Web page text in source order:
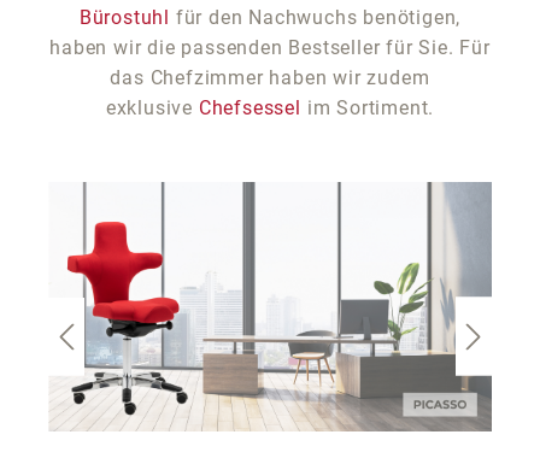
Bürostuhl für den Nachwuchs benötigen,
haben wir die passenden Bestseller für Sie. Für
das Chefzimmer haben wir zudem
exklusive Chefsessel im Sortiment.
Bildergalerie überspringen